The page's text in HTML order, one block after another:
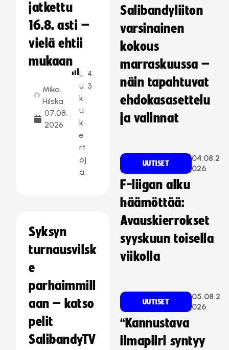
jatkettu
16.8. asti –
vielä ehtii
mukaan
Mika
Hilska
07.08.
2026
L
u
k
u
k
e
rt
oj
a:
4
3
Syksyn
turnausvilsk
e
parhaimmill
aan – katso
pelit
SalibandyTV
Salibandyliiton
varsinainen
kokous
marraskuussa –
näin tapahtuvat
ehdokasasettelu
ja valinnat
UUTISET
04.08.2
026
F-liigan alku
häämöttää:
Avauskierrokset
syyskuun toisella
viikolla
UUTISET
05.08.2
026
“Kannustava
ilmapiiri syntyy